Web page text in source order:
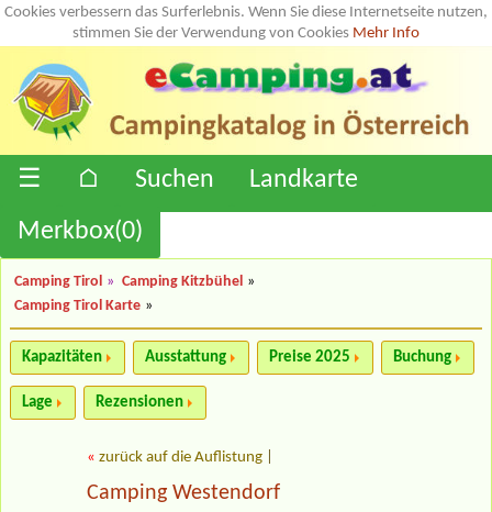
Cookies verbessern das Surferlebnis. Wenn Sie diese Internetseite nutzen,
stimmen Sie der Verwendung von Cookies Mehr Info
☰ ⌂ Suchen
Landkarte
Merkbox(0)
Camping Tirol » Camping Kitzbühel
»
Camping Tirol Karte »
Kapazitäten Ausstattung Preise 2025 Buchung
Lage Rezensionen
« zurück auf die Auflistung
Camping Westendorf